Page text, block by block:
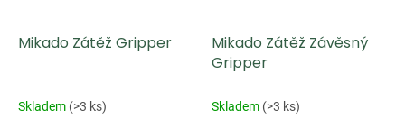
Mikado Zátěž Gripper
Skladem (>3 ks)
Mikado Zátěž Závěsný
Gripper
Skladem (>3 ks)